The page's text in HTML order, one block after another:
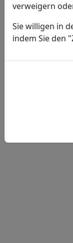
verweigern
Sie willigen in
indem Sie den